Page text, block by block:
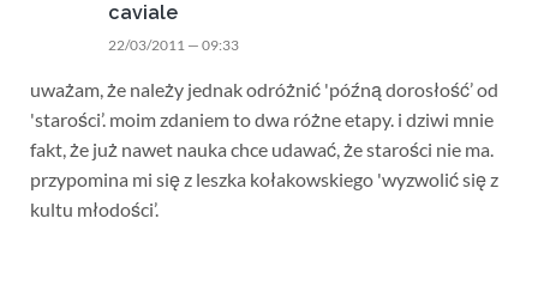
caviale
22/03/2011 — 09:33
uważam, że należy jednak odróżnić 'późną dorosłość’ od
'starości’. moim zdaniem to dwa różne etapy. i dziwi mnie
fakt, że już nawet nauka chce udawać, że starości nie ma.
przypomina mi się z leszka kołakowskiego 'wyzwolić się z
kultu młodości’.